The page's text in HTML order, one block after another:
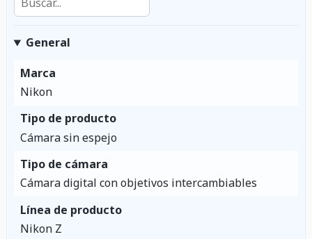
General
Marca
Nikon
Tipo de producto
Cámara sin espejo
Tipo de cámara
Cámara digital con objetivos intercambiables
Línea de producto
Nikon Z